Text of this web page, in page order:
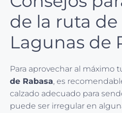
de la ruta de
Lagunas de
Para aprovechar al máximo
de Rabasa, es
calzado adecuado para
puede ser irregular en